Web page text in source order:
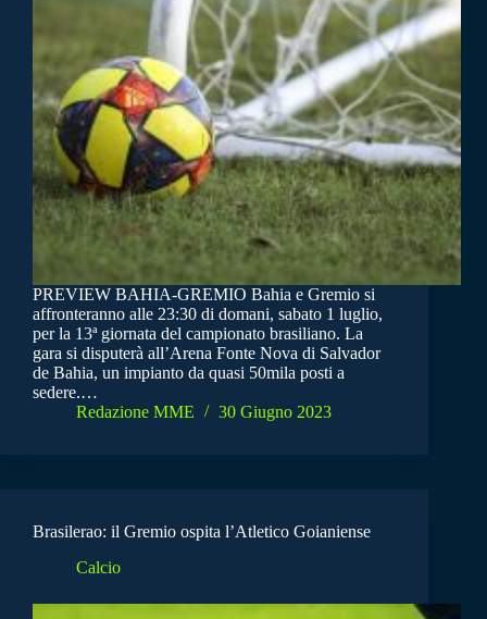
PREVIEW BAHIA-GREMIO Bahia e Gremio si
affronteranno alle 23:30 di domani, sabato 1 luglio,
per la 13ª giornata del campionato brasiliano. La
gara si disputerà all’Arena Fonte Nova di Salvador
de Bahia, un impianto da quasi 50mila posti a
sedere.…
Redazione MME
30 Giugno 2023
Brasilerao: il Gremio ospita l’Atletico Goianiense
Calcio